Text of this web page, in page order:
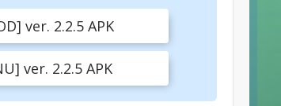
ver. 2.2.5 APK
ver. 2.2.5 APK